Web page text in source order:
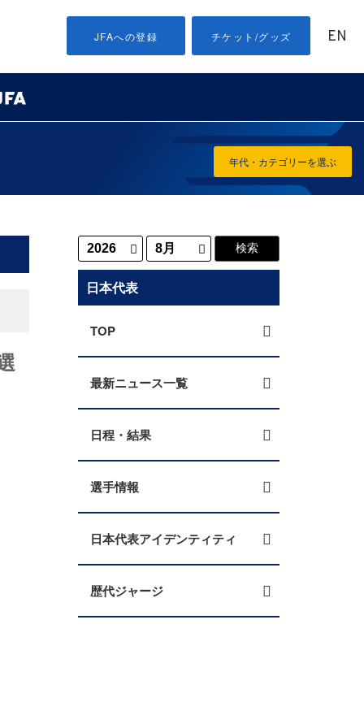
JFAへの登録 チケット/グッズ EN
年代・カテゴリーを選ぶ
日本代表
TOP
最新ニュース一覧
日程・結果
選手情報
日本代表アイデンティティ
歴代ジャージ